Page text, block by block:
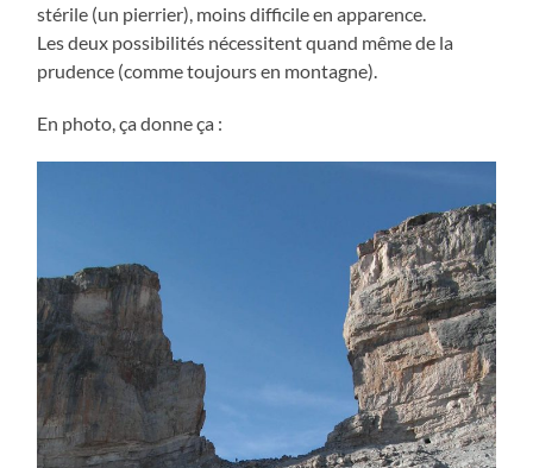
stérile (un pierrier), moins difficile en apparence.
Les deux possibilités nécessitent quand même de la
prudence (comme toujours en montagne).
En photo, ça donne ça :